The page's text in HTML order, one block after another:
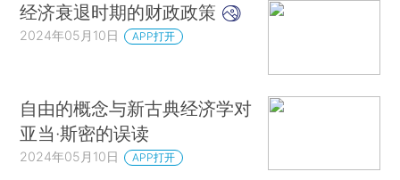
经济衰退时期的财政政策
2024年05月10日 APP打开
自由的概念与新古典经济学对
亚当·斯密的误读
2024年05月10日 APP打开